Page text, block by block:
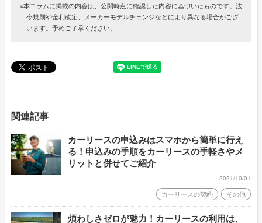
※本コラムに掲載の内容は、公開時点に確認した内容に基づいたものです。法
令規則や金利改定、メーカーモデルチェンジなどにより異なる場合がござ
います。予めご了承ください。
関連記事
カーリースの申込みはスマホから簡単に行え
る！申込みの手順をカーリースの手軽さやメ
リットと併せてご紹介
2021/10/01
カーリースの契約 その他
煩わしさゼロが魅力！カーリースの利用は、